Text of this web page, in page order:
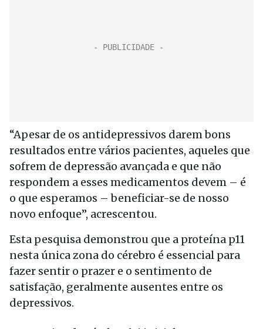
“Apesar de os antidepressivos darem bons
resultados entre vários pacientes, aqueles que
sofrem de depressão avançada e que não
respondem a esses medicamentos devem – é
o que esperamos – beneficiar-se de nosso
novo enfoque”, acrescentou.
Esta pesquisa demonstrou que a proteína p11
nesta única zona do cérebro é essencial para
fazer sentir o prazer e o sentimento de
satisfação, geralmente ausentes entre os
depressivos.